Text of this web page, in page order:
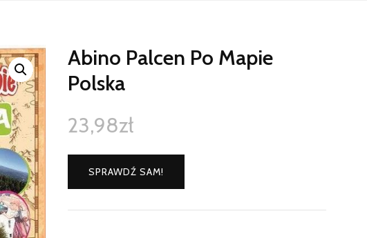
Abino Palcen Po Mapie
Polska
23,98zł
SPRAWDŹ SAM!